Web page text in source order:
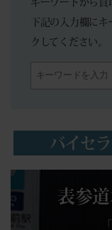
下記の入力欄に
クしてください。
バイセ
表参